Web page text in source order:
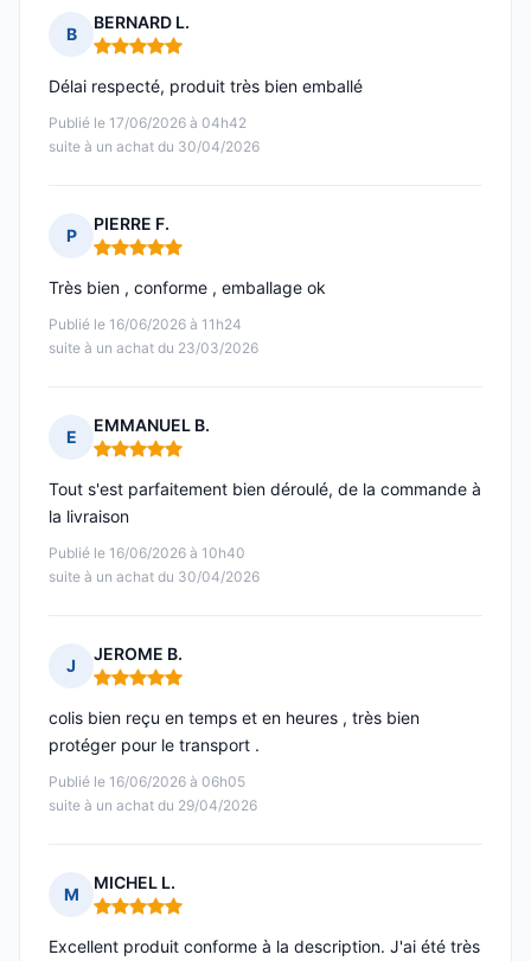
B
BERNARD L.
Note : 5 sur 5
Publié le 17/06/2026 à 04h42
suite à un achat du 30/04/2026
Délai respecté, produit très bien emballé
P
PIERRE F.
Note : 5 sur 5
Publié le 16/06/2026 à 11h24
suite à un achat du 23/03/2026
Très bien , conforme , emballage ok
E
EMMANUEL B.
Note : 5 sur 5
Publié le 16/06/2026 à 10h40
suite à un achat du 30/04/2026
Tout s'est parfaitement bien déroulé, de la commande à
la livraison
J
JEROME B.
Note : 5 sur 5
Publié le 16/06/2026 à 06h05
suite à un achat du 29/04/2026
colis bien reçu en temps et en heures , très bien
protéger pour le transport .
M
MICHEL L.
Note : 5 sur 5
Excellent produit conforme à la description. J'ai été très